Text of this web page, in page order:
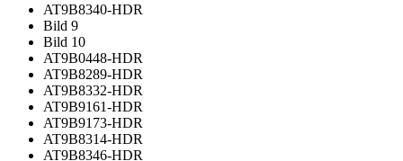
AT9B8340-HDR
Bild 9
Bild 10
AT9B0448-HDR
AT9B8289-HDR
AT9B8332-HDR
AT9B9161-HDR
AT9B9173-HDR
AT9B8314-HDR
AT9B8346-HDR